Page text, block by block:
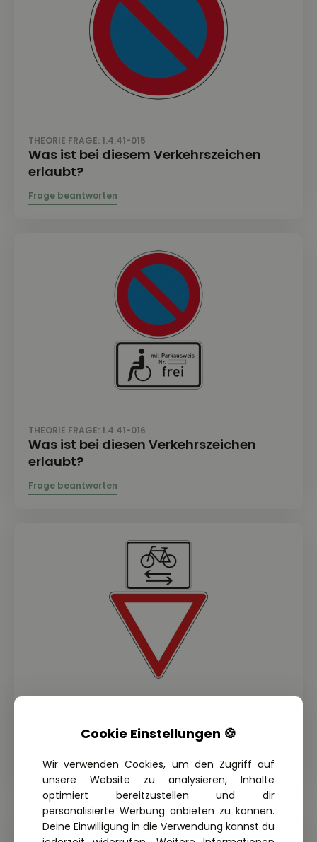
THEORIE FRAGE: 1.4.41-015
Was ist bei diesem Verkehrszeichen
erlaubt?
THEORIE FRAGE: 1.4.41-016
Was ist bei diesen Verkehrszeichen
erlaubt?
Was gilt bei dieser
Cookie Einstellungen 🍪
Wir verwenden Cookies, um den Zugriff auf
unsere Website zu analysieren, Inhalte
optimiert bereitzustellen und dir
personalisierte Werbung anbieten zu können.
Deine Einwilligung in die Verwendung kannst du